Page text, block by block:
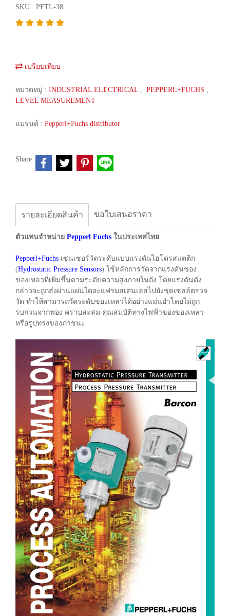
SKU : PFTL-38
เปรียบเทียบ
หมวดหมู่ : INDUSTRIAL ELECTRICAL , PEPPERL+FUCHS ,
LEVEL MEASUREMENT
แบรนด์ : Pepperl+Fuchs distributor
Share
รายละเอียดสินค้า ขอใบเสนอราคา
ตัวแทนจำหน่าย Pepperl Fuchs ในประเทศไทย
Pepperl+Fuchs เซนเซอร์วัดระดับแบบแรงดันไฮโดรสแตติก
(Hydrostatic Pressure Sensors) ใช้หลักการวัดจากแรงดันของ
ของเหลวที่เพิ่มขึ้นตามระดับความสูงภายในถัง โดยแรงดันดัง
กล่าวจะถูกส่งผ่านแผ่นไดอะแฟรมสเตนเลสไปยังชุดเซลล์ตรวจ
วัด ทำให้สามารถวัดระดับของเหลวได้อย่างแม่นยำโดยไม่ถูก
รบกวนจากฟอง คราบสะสม คุณสมบัติทางไฟฟ้าของของเหลว
หรือรูปทรงของภาชนะ